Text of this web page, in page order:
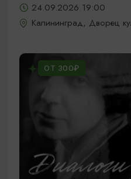
24.09.2026 19:00
Калининград, Дворец
ОТ 300₽